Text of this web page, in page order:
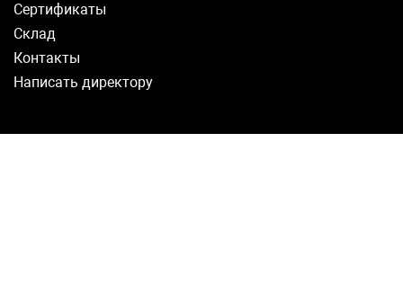
Сертификаты
Склад
Контакты
Написать директору